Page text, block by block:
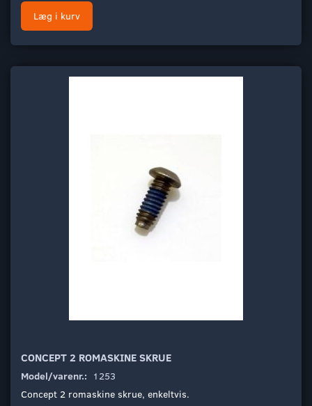
Læg i kurv
CONCEPT 2 ROMASKINE SKRUE
Model/varenr.: 1253
Concept 2 romaskine skrue, enkeltvis.